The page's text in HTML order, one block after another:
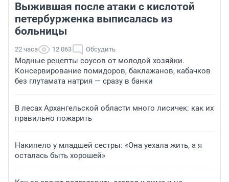
Выжившая после атаки с кислотой
петербурженка выписалась из
больницы
22 часа 12 063 Обсудить
Модные рецепты соусов от молодой хозяйки.
Консервирование помидоров, баклажанов, кабачков
без глутамата натрия — сразу в банки
В лесах Архангельской области много лисичек: как их
правильно пожарить
Накипело у младшей сестры: «Она уехала жить, а я
осталась быть хорошей»